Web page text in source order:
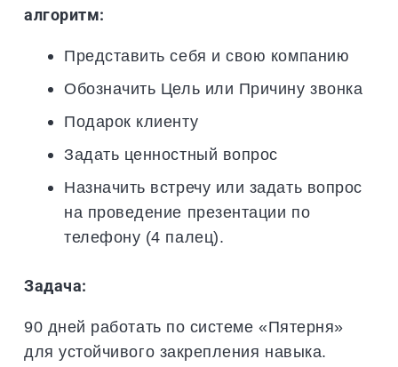
алгоритм:
Представить себя и свою компанию
Обозначить Цель или Причину звонка
Подарок клиенту
Задать ценностный вопрос
Назначить встречу или задать вопрос
на проведение презентации по
телефону (4 палец).
Задача:
90 дней работать по системе «Пятерня»
для устойчивого закрепления навыка.